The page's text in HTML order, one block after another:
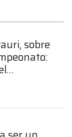
sobre